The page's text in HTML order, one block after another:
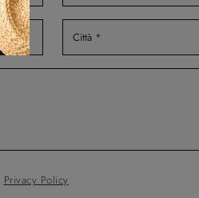
Privacy Policy